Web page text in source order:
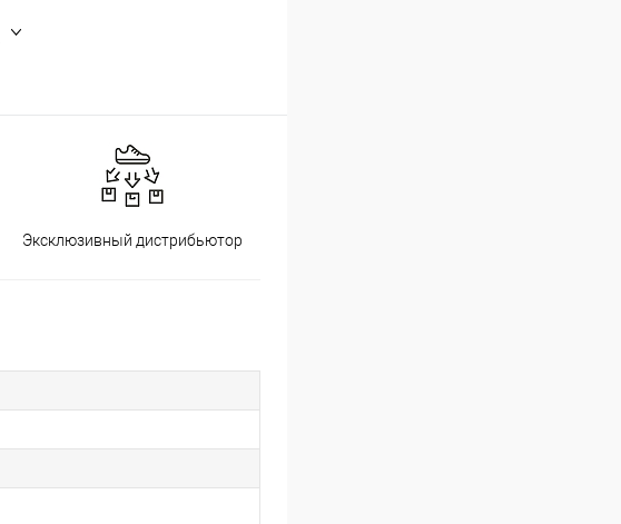
Эксклюзивный дистрибьютор